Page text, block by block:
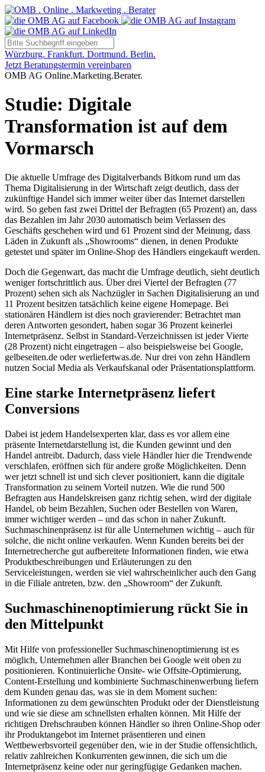
Würzburg. Frankfurt. Dortmund. Berlin.
Jetzt Beratungstermin vereinbaren
OMB AG Online.Marketing.Berater.
Studie: Digitale
Transformation ist auf dem
Vormarsch
Die aktuelle Umfrage des Digitalverbands Bitkom rund um das
Thema Digitalisierung in der Wirtschaft zeigt deutlich, dass der
zukünftige Handel sich immer weiter über das Internet darstellen
wird. So geben fast zwei Drittel der Befragten (65 Prozent) an, dass
das Bezahlen im Jahr 2030 automatisch beim Verlassen des
Geschäfts geschehen wird und 61 Prozent sind der Meinung, dass
Läden in Zukunft als „Showrooms“ dienen, in denen Produkte
getestet und später im Online-Shop des Händlers eingekauft werden.
Doch die Gegenwart, das macht die Umfrage deutlich, sieht deutlich
weniger fortschrittlich aus. Über drei Viertel der Befragten (77
Prozent) sehen sich als Nachzügler in Sachen Digitalisierung an und
11 Prozent besitzen tatsächlich keine eigene Homepage. Bei
stationären Händlern ist dies noch gravierender: Betrachtet man
deren Antworten gesondert, haben sogar 36 Prozent keinerlei
Internetpräsenz. Selbst in Standard-Verzeichnissen ist jeder Vierte
(28 Prozent) nicht eingetragen – also beispielsweise bei Google,
gelbeseiten.de oder werliefertwas.de. Nur drei von zehn Händlern
nutzen Social Media als Verkaufskanal oder Präsentationsplattform.
Eine starke Internetpräsenz liefert
Conversions
Dabei ist jedem Handelsexperten klar, dass es vor allem eine
präsente Internetdarstellung ist, die Kunden gewinnt und den
Handel antreibt. Dadurch, dass viele Händler hier die Trendwende
verschlafen, eröffnen sich für andere große Möglichkeiten. Denn
wer jetzt schnell ist und sich clever positioniert, kann die digitale
Transformation zu seinem Vorteil nutzen. Wie die rund 500
Befragten aus Handelskreisen ganz richtig sehen, wird der digitale
Handel, ob beim Bezahlen, Suchen oder Bestellen von Waren,
immer wichtiger werden – und das schon in naher Zukunft.
Suchmaschinenpräsenz ist für alle Unternehmen wichtig – auch für
solche, die nicht online verkaufen. Wenn Kunden bereits bei der
Internetrecherche gut aufbereitete Informationen finden, wie etwa
Produktbeschreibungen und Erläuterungen zu den
Serviceleistungen, werden sie viel wahrscheinlicher auch den Gang
in die Filiale antreten, bzw. den „Showroom“ der Zukunft.
Suchmaschinenoptimierung rückt Sie in
den Mittelpunkt
Mit Hilfe von professioneller Suchmaschinenoptimierung ist es
möglich, Unternehmen aller Branchen bei Google weit oben zu
positionieren. Kontinuierliche Onsite- wie Offsite-Optimierung,
Content-Erstellung und kombinierte Suchmaschinenwerbung liefern
dem Kunden genau das, was sie in dem Moment suchen:
Informationen zu dem gewünschten Produkt oder der Dienstleistung
und wie sie diese am schnellsten erhalten können. Mit Hilfe der
richtigen Drehschrauben können Händler so ihren Online-Shop oder
ihr Produktangebot im Internet präsentieren und einen
Wettbewerbsvorteil gegenüber den, wie in der Studie offensichtlich,
relativ zahlreichen Konkurrenten gewinnen, die sich um die
Internetpräsenz keine oder nur geringfügige Gedanken machen.